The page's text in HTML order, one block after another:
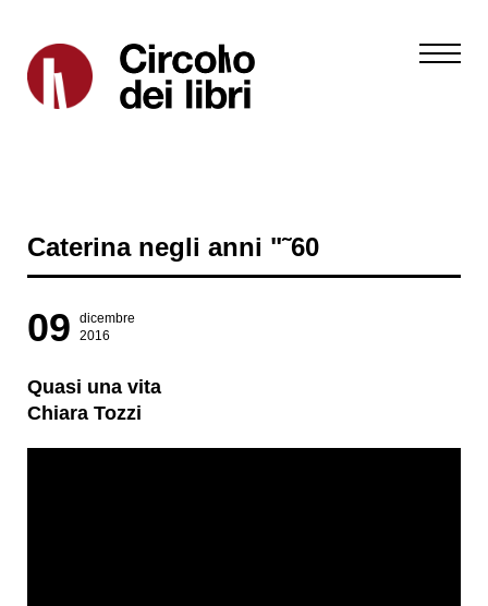
Caterina negli anni "˜60
09
dicembre
2016
Quasi una vita
Chiara Tozzi